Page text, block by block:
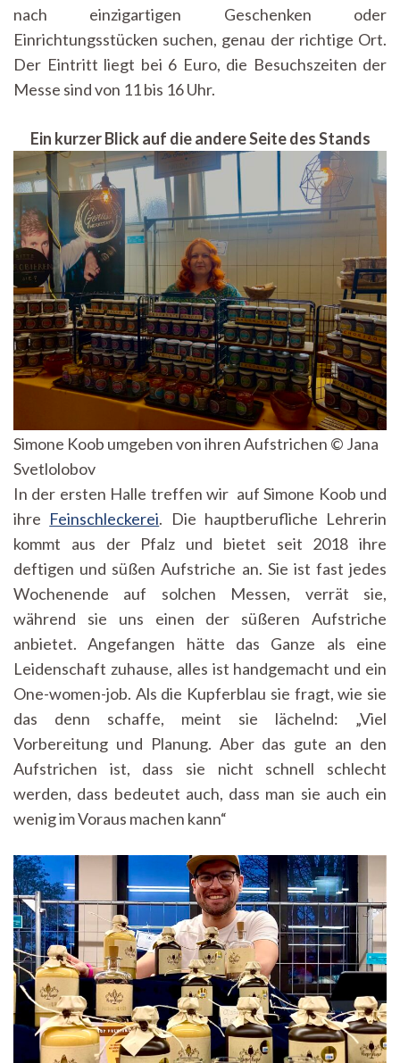
nach einzigartigen Geschenken oder
Einrichtungsstücken suchen, genau der richtige Ort.
Der Eintritt liegt bei 6 Euro, die Besuchszeiten der
Messe sind von 11 bis 16 Uhr.
Ein kurzer Blick auf die andere Seite des Stands
Simone Koob umgeben von ihren Aufstrichen © Jana
Svetlolobov
In der ersten Halle treffen wir auf Simone Koob und
ihre Feinschleckerei. Die hauptberufliche Lehrerin
kommt aus der Pfalz und bietet seit 2018 ihre
deftigen und süßen Aufstriche an. Sie ist fast jedes
Wochenende auf solchen Messen, verrät sie,
während sie uns einen der süßeren Aufstriche
anbietet. Angefangen hätte das Ganze als eine
Leidenschaft zuhause, alles ist handgemacht und ein
One-women-job. Als die Kupferblau sie fragt, wie sie
das denn schaffe, meint sie lächelnd: „Viel
Vorbereitung und Planung. Aber das gute an den
Aufstrichen ist, dass sie nicht schnell schlecht
werden, dass bedeutet auch, dass man sie auch ein
wenig im Voraus machen kann“